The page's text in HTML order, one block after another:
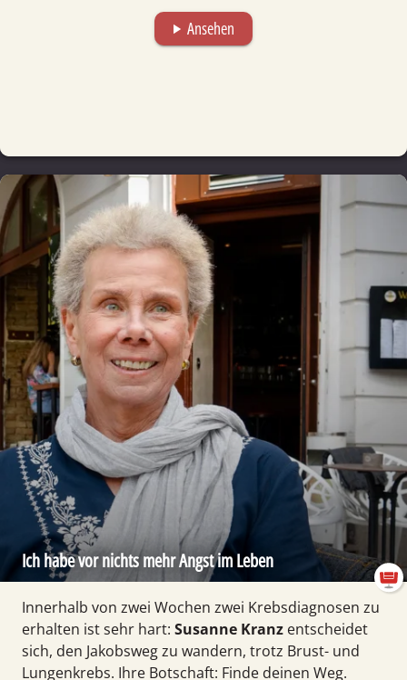
play_arrow Ansehen
Ich habe vor nichts mehr Angst im Leben
Innerhalb von zwei Wochen zwei Krebs­diagnosen zu
er­hal­ten ist sehr hart: Susanne Kranz entscheidet
sich, den Jakobs­weg zu wandern, trotz Brust- und
Lungen­krebs. Ihre Botschaft: Finde deinen Weg.